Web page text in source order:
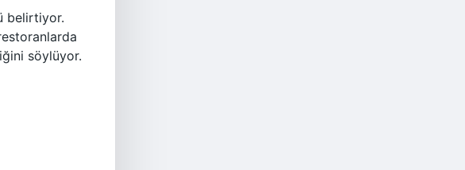
belirtiyor.
söylüyor.